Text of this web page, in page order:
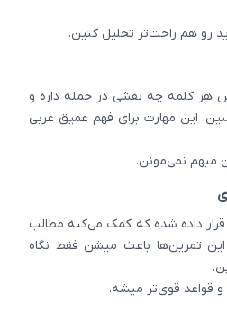
رو هم راحت‌تر تحلیل کنین.
هر کلمه چه نقشی در جمله داره و
این مهارت برای فهم عمیق عربی
مبهم نمی‌مونن.
داده شده که کمک می‌کنه مطالب
تمرین‌ها باعث میشن فقط نگاه
و قواعد قوی‌تر میشه.